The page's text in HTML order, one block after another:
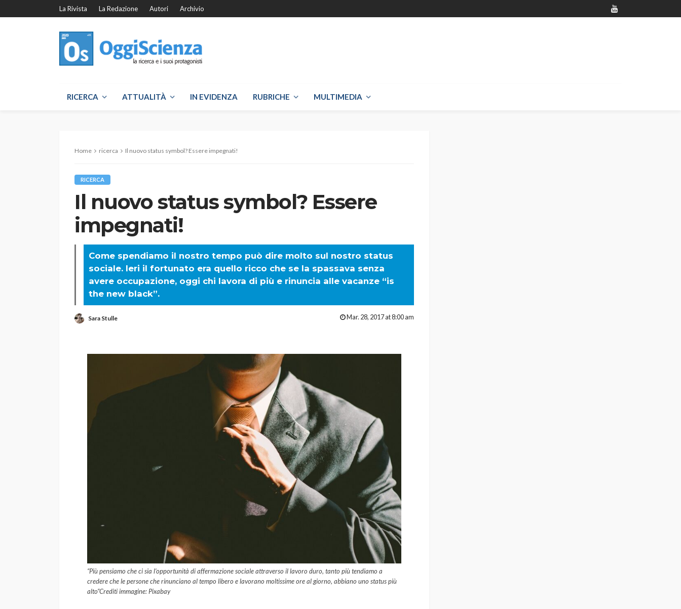
La Rivista La Redazione Autori Archivio
RICERCA ATTUALITÀ IN EVIDENZA RUBRICHE MULTIMEDIA
Home ricerca Il nuovo status symbol? Essere impegnati!
RICERCA
Il nuovo status symbol? Essere
impegnati!
Come spendiamo il nostro tempo può dire molto sul nostro status
sociale. Ieri il fortunato era quello ricco che se la spassava senza
avere occupazione, oggi chi lavora di più e rinuncia alle vacanze “is
the new black”.
Sara Stulle Mar. 28, 2017 at 8:00 am
“Più pensiamo che ci sia l’opportunità di affermazione sociale attraverso il lavoro duro, tanto più tendiamo a
credere che le persone che rinunciano al tempo libero e lavorano moltissime ore al giorno, abbiano uno status più
alto”Crediti immagine: Pixabay